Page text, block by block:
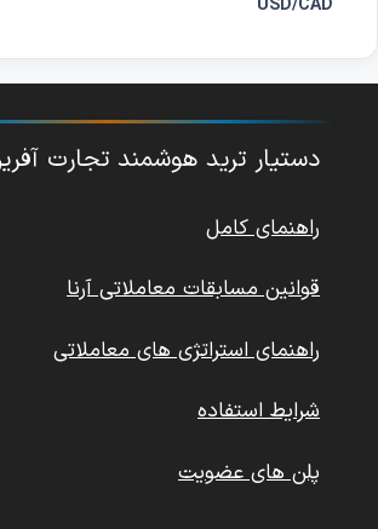
USD/CAD
دستیار ترید هوشمند تجارت
راهنمای کامل
قوانین مسابقات معاملاتی آرنا
راهنمای استراتژی های معاملاتی
شرایط استفاده
پلن های عضویت